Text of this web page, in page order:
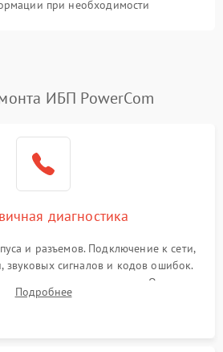
при необходимости
ИБП PowerCom
диагностика
и разъемов. Подключение к сети,
звуковых сигналов и кодов ошибок.
и выходного напряжения. Оценка
основного питания без
Подробнее